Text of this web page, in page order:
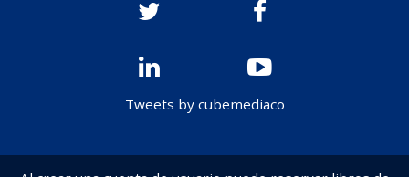
Tweets by cubemediaco